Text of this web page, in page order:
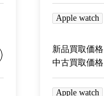
Apple watch
新品買取価格
中古買取価格
Apple watch